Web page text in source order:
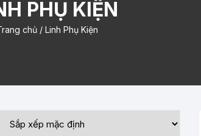
Bơm Xăng-Diezel
Bơm Nước Thải
PHỤ KIỆN
chủ/ Linh Phụ Kiện